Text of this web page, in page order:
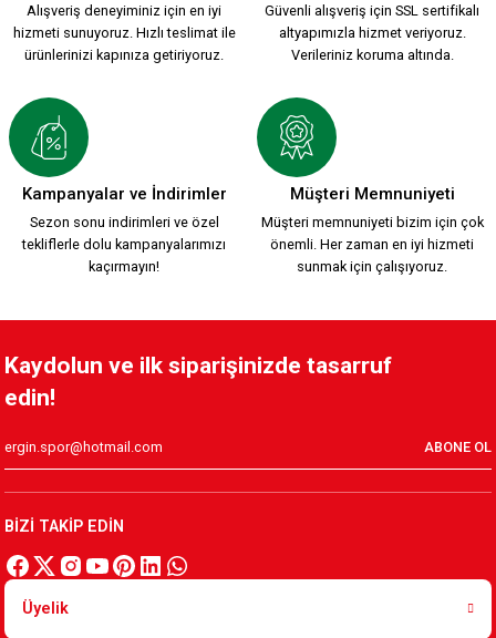
KARŞIYAKA PAMUKLU FERMUARLI ÇOCUK CEKET K.
1.199,90 TL
KARŞIYAKA TRİBÜN PAMUKLU SWEATSHIRT ÇOCUK S.
1.199,90 TL
YEŞİL KIRMIZI DAMALI SWEATSHIRT Ç,
999,90 TL
Alışveriş deneyiminiz için en iyi
hizmeti sunuyoruz. Hızlı teslimat ile
ürünlerinizi kapınıza getiriyoruz.
Güvenli alışveriş için SSL sertifikalı
altyapımızla hizmet veriyoruz.
Verileriniz koruma altında.
Kampanyalar ve İndirimler
Sezon sonu indirimleri ve özel
tekliflerle dolu kampanyalarımızı
kaçırmayın!
Müşteri Memnuniyeti
Müşteri memnuniyeti bizim için çok
önemli. Her zaman en iyi hizmeti
sunmak için çalışıyoruz.
Kaydolun ve ilk siparişinizde tasarruf
edin!
ABONE OL
BİZİ TAKİP EDİN
Üyelik